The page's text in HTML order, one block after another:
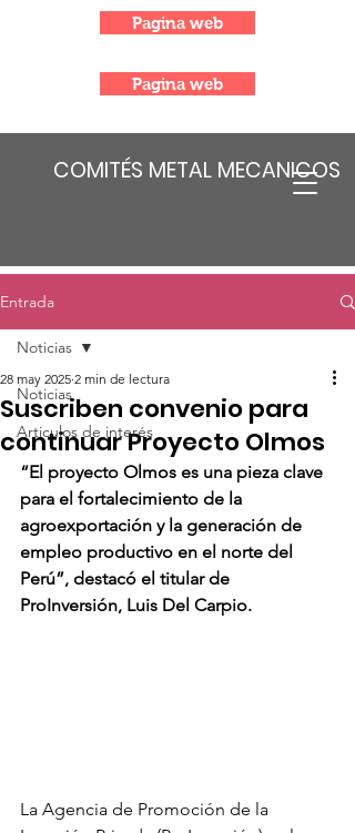
COMITÉS METAL MECANICOS
Pagina web
Pagina web
Entrada
Noticias
Articulos de interés
Noticias
Suscriben convenio para
continuar Proyecto Olmos
28 may 2025 2 min de lectura
“El proyecto Olmos es una pieza clave
para el fortalecimiento de la
agroexportación y la generación de
empleo productivo en el norte del
Perú”, destacó el titular de
ProInversión, Luis Del Carpio.
La Agencia de Promoción de la